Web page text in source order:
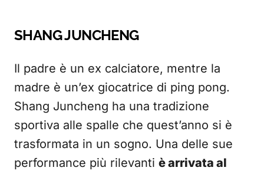
SHANG JUNCHENG
Il padre è un ex calciatore, mentre la
madre è un’ex giocatrice di ping pong.
Shang Juncheng ha una tradizione
sportiva alle spalle che quest’anno si è
trasformata in un sogno. Una delle sue
performance più rilevanti è arrivata al